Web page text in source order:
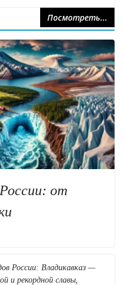
Посмотреть...
от
России: Владикавказ —
и рекордной славы,